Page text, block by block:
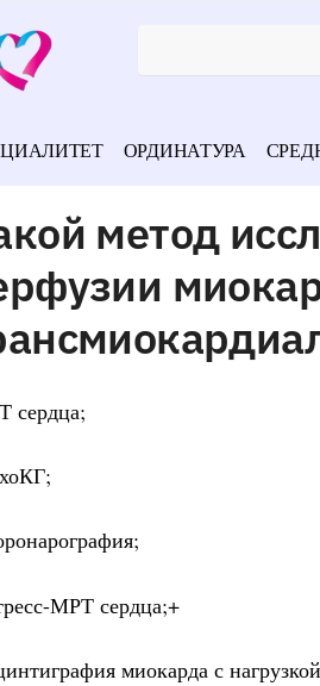
ОРДИНАТУРА
метод
сердца;
МРТ сердца;+
миокарда с